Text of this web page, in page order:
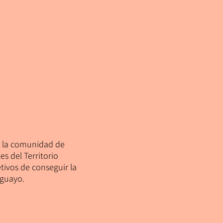
comunidad de
del Territorio
de conseguir la